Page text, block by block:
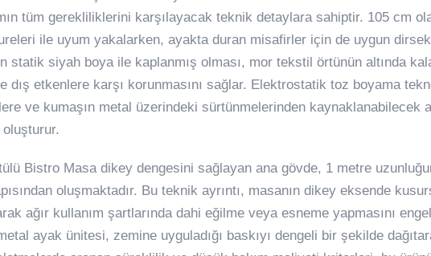
tüm gerekliliklerini karşılayacak teknik detaylara sahiptir. 105 cm
ile uyum yakalarken, ayakta duran misafirler için de uygun
statik siyah boya ile kaplanmış olması, mor tekstil örtünün altında
dış etkenlere karşı korunmasını sağlar. Elektrostatik toz boyama
ve kumaşın metal üzerindeki sürtünmelerinden kaynaklanabilecek
oluşturur.
Bistro Masa dikey dengesini sağlayan ana gövde, 1 metre
oluşmaktadır. Bu teknik ayrıntı, masanın dikey eksende
ağır kullanım şartlarında dahi eğilme veya esneme yapmasını
ayak ünitesi, zemine uyguladığı baskıyı dengeli bir şekilde